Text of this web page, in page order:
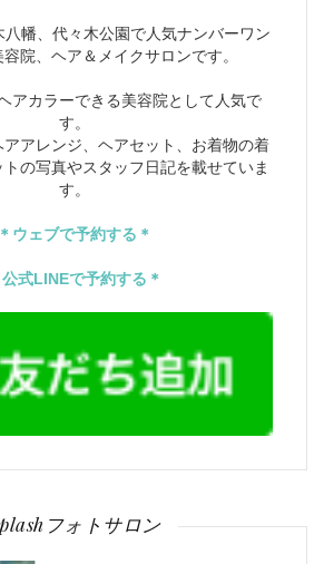
幡、代々木公園で人気ナンバーワン
院、ヘア＆メイクサロンです。
アカラーできる美容院として人気で
す。
アレンジ、ヘアセット、お着物の着
の写真やスタッフ日記を載せていま
す。
＊ウェブで予約する＊
公式LINEで予約する＊
フォトサロン